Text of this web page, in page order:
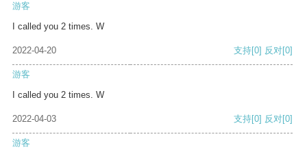
游客
I called you 2 times. W
2022-04-20 支持[0] 反对[0]
游客
I called you 2 times. W
2022-04-03 支持[0] 反对[0]
游客